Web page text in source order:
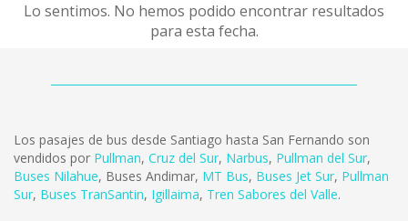
Lo sentimos. No hemos podido encontrar resultados
para esta fecha.
Los pasajes de bus desde Santiago hasta San Fernando son
vendidos por Pullman, Cruz del Sur, Narbus, Pullman del Sur,
Buses Nilahue, Buses Andimar, MT Bus, Buses Jet Sur, Pullman
Sur, Buses TranSantin, Igillaima, Tren Sabores del Valle.